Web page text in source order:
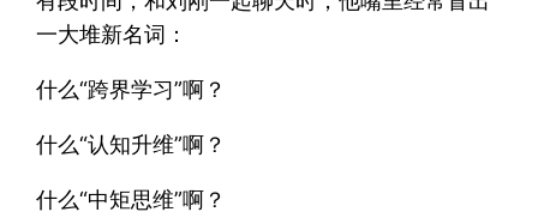
一大堆新名词：
什么“跨界学习”啊？
什么“认知升维”啊？
什么“中矩思维”啊？